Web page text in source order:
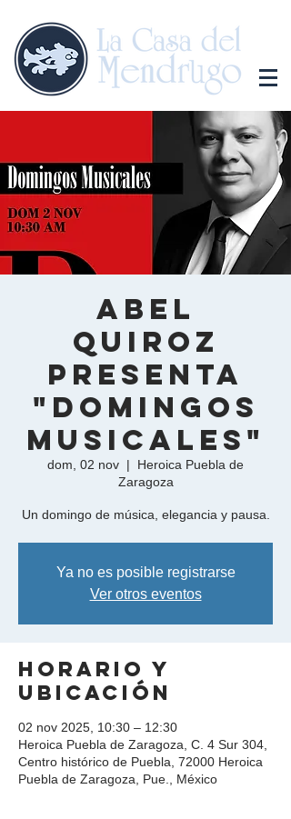
Abel
Quiroz
presenta
"Domingos
Musicales"
dom, 02 nov
  |
Heroica Puebla de
Zaragoza
Un domingo de música, elegancia y pausa.
Ya no es posible registrarse
Ver otros eventos
Horario y
ubicación
02 nov 2025, 10:30 – 12:30
Heroica Puebla de Zaragoza, C. 4 Sur 304,
Centro histórico de Puebla, 72000 Heroica
Puebla de Zaragoza, Pue., México